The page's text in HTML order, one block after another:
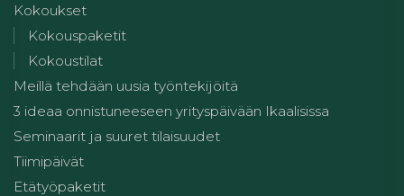
Kokoukset
Kokouspaketit
Kokoustilat
Meillä tehdään uusia työntekijöitä
3 ideaa onnistuneeseen yrityspäivään Ikaalisissa
Seminaarit ja suuret tilaisuudet
Tiimipäivät
Etätyöpaketit